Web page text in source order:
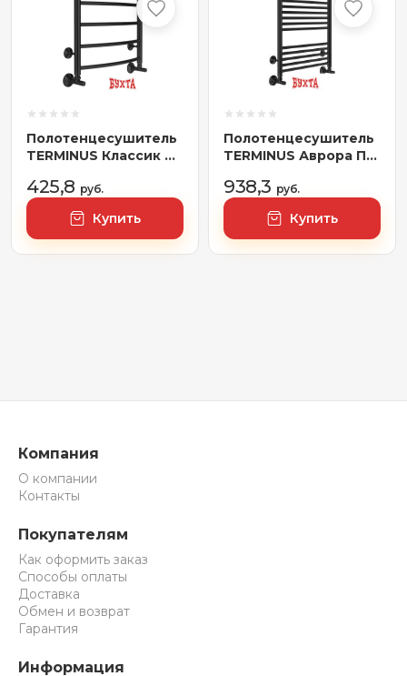
Полотенцесушитель
TERMINUS Классик П6
черный)
425,8 руб.
Купить
Полотенцесушитель
TERMINUS Аврора П16
9005)
938,3 руб.
Купить
Компания
О компании
Контакты
Покупателям
Как оформить заказ
Способы оплаты
Доставка
Обмен и возврат
Гарантия
Информация